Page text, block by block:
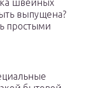
швейных
выпущена?
простыми